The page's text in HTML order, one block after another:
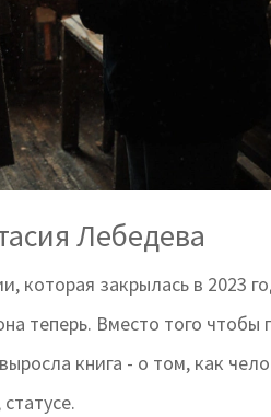
Лебедева
закрылась в 2023
теперь. Вместо того чтобы
книга - о том, как